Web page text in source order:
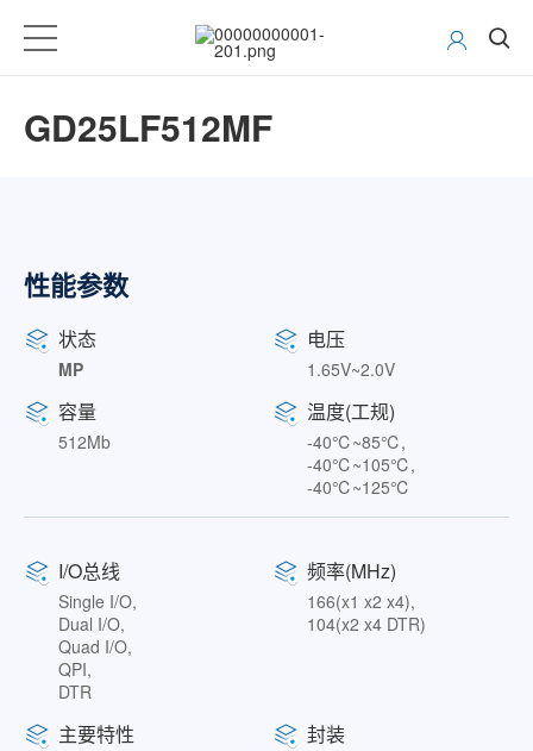
GD25LF512MF
性能参数
状态
MP
电压
1.65V~2.0V
容量
512Mb
温度(工规)
-40℃~85℃,
-40℃~105℃,
-40℃~125℃
I/O总线
Single I/O,
Dual I/O,
Quad I/O,
QPI,
DTR
频率(MHz)
166(x1 x2 x4),
104(x2 x4 DTR)
主要特性 封装